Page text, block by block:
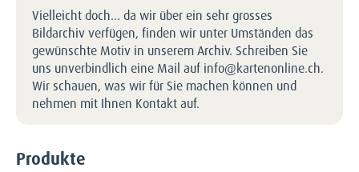
Vielleicht doch… da wir über ein sehr grosses
Bildarchiv verfügen, finden wir unter Umständen das
gewünschte Motiv in unserem Archiv. Schreiben Sie
uns unverbindlich eine Mail auf info@kartenonline.ch.
Wir schauen, was wir für Sie machen können und
nehmen mit Ihnen Kontakt auf.
Produkte